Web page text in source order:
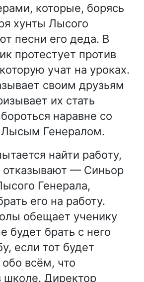
которые, борясь
хунты Лысого
песни его деда. В
протестует против
учат на уроках.
своим друзьям
их стать
наравне со
Генералом.
найти работу,
отказывают — Синьор
Генерала,
его на работу.
обещает ученику
будет брать с него
если тот будет
всём, что
школе. Директор